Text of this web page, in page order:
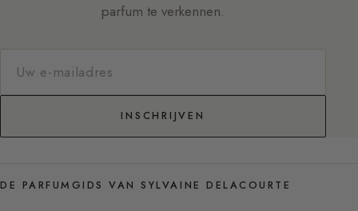
parfum te verkennen.
INSCHRIJVEN
DE PARFUMGIDS VAN SYLVAINE DELACOURTE